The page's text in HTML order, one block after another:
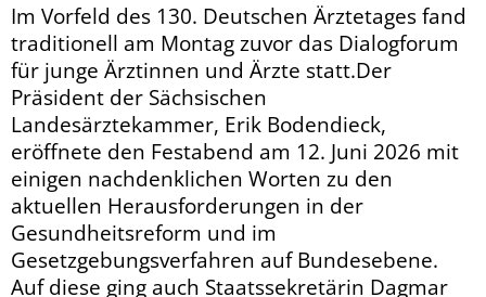
Im Vorfeld des 130. Deutschen Ärztetages fand
traditionell am Montag ­zuvor das Dialogforum
für junge Ärztinnen und Ärzte statt.Der
Präsident der Sächsischen
Landesärztekammer, Erik Bodendieck,
eröffnete den Festabend am 12. Juni 2026 mit
einigen nachdenklichen Worten zu den
aktuellen Herausforderungen in der
Gesundheitsreform und im
Gesetzgebungsverfahren auf Bundesebene.
Auf diese ging auch Staatssekretärin Dagmar